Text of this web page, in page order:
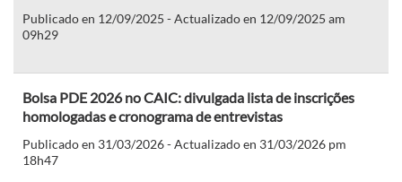
Publicado en 12/09/2025 - Actualizado en 12/09/2025 am
09h29
Bolsa PDE 2026 no CAIC: divulgada lista de inscrições
homologadas e cronograma de entrevistas
Publicado en 31/03/2026 - Actualizado en 31/03/2026 pm
18h47